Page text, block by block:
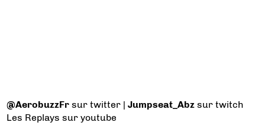
@AerobuzzFr sur twitter |Jumpseat_Abz sur twitch
Les Replays sur youtube